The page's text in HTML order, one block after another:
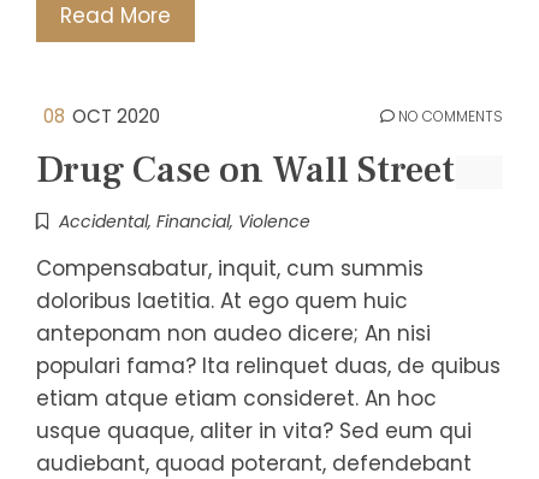
Read More
08 OCT 2020 NO COMMENTS
Drug Case on Wall Street
Accidental, Financial, Violence
Compensabatur, inquit, cum summis
doloribus laetitia. At ego quem huic
anteponam non audeo dicere; An nisi
populari fama? Ita relinquet duas, de quibus
etiam atque etiam consideret. An hoc
usque quaque, aliter in vita? Sed eum qui
audiebant, quoad poterant, defendebant